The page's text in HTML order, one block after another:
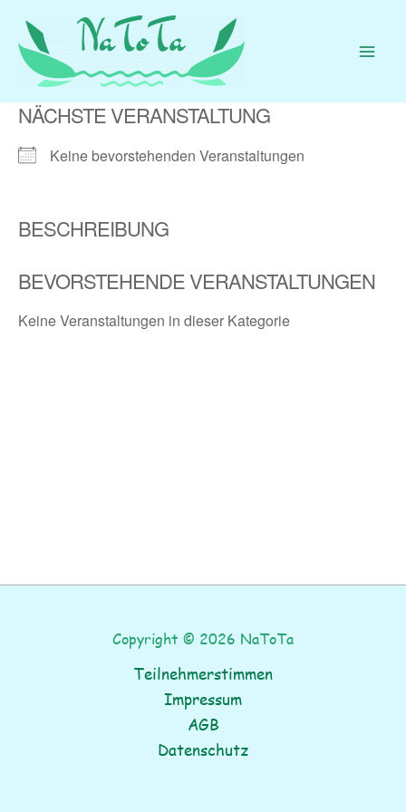
Inhalt
springen
NÄCHSTE VERANSTALTUNG
Keine bevorstehenden Veranstaltungen
BESCHREIBUNG
BEVORSTEHENDE VERANSTALTUNGEN
Keine Veranstaltungen in dieser Kategorie
Copyright © 2026 NaToTa
Teilnehmerstimmen
Impressum
AGB
Datenschutz